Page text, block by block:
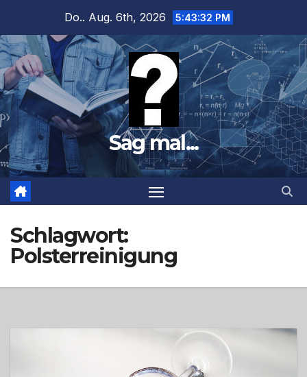
springen
Do.. Aug. 6th, 2026 5:43:33 PM
Sag mal...
Schlagwort:
Polsterreinigung